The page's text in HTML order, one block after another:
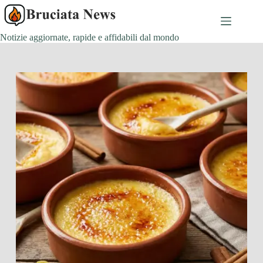
Salta
contenuto
Notizie aggiornate, rapide e affidabili dal mondo